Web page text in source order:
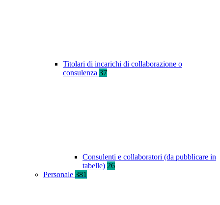
Titolari di incarichi di collaborazione o
consulenza 37
Consulenti e collaboratori (da pubblicare in
tabelle) 26
Personale 381